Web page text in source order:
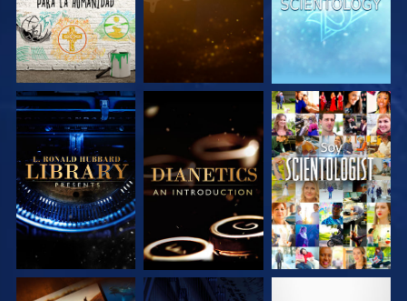
EXPLORA LAS
SERIES
EXPLORA LAS
SERIES
VE